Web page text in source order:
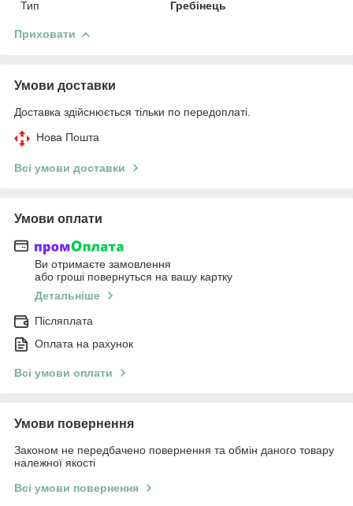
Тип
Гребінець
Приховати
Умови доставки
Доставка здійснюється тільки по передоплаті.
Нова Пошта
Всі умови доставки
Умови оплати
Ви отримаєте замовлення
або гроші повернуться на вашу картку
Детальніше
Післяплата
Оплата на рахунок
Всі умови оплати
Умови повернення
Законом не передбачено повернення та обмін даного товару
належної якості
Всі умови повернення